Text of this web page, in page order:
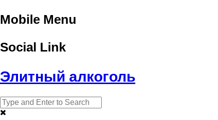
Mobile Menu
Social Link
Элитный алкоголь